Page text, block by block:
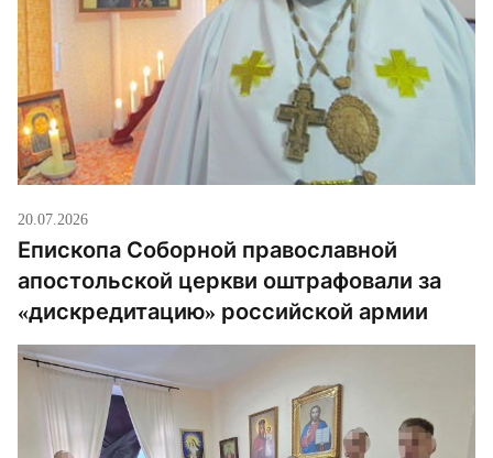
20.07.2026
Епископа Соборной православной
апостольской церкви оштрафовали за
«дискредитацию» российской армии